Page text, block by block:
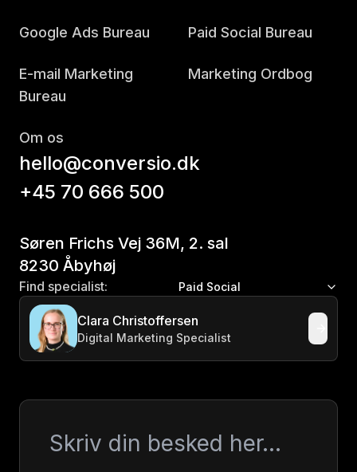
Google Ads Bureau Paid Social Bureau
E-mail Marketing
Bureau
Marketing Ordbog
Om os
hello@conversio.dk
+45 70 666 500
Søren Frichs Vej 36M, 2. sal
8230 Åbyhøj
Find specialist: Paid Social
Clara Christoffersen
Digital Marketing Specialist